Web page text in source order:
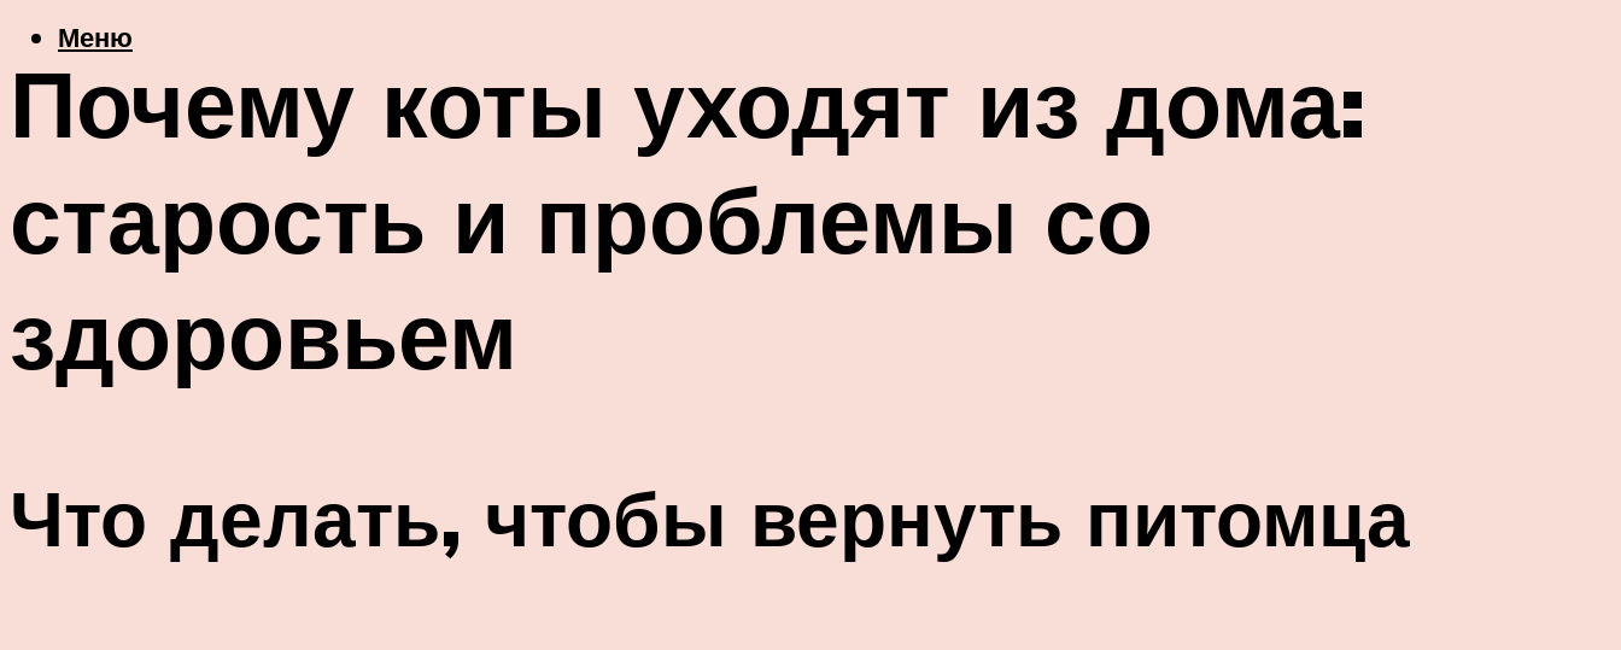
Меню
Почему коты уходят из дома:
старость и проблемы со
здоровьем
Что делать, чтобы вернуть питомца